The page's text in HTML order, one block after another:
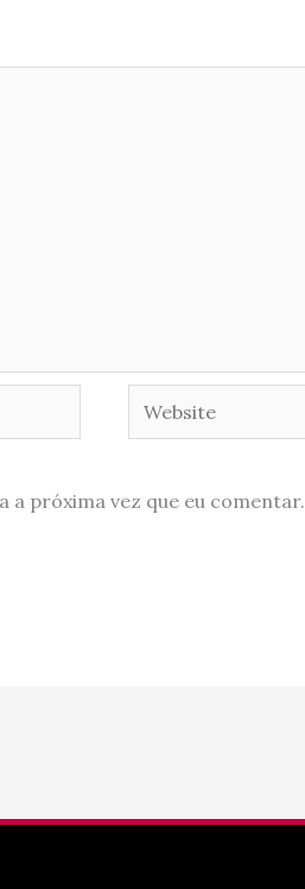
Website
a próxima vez que eu comentar.